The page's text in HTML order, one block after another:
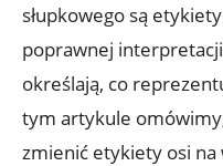
słupkowego są
poprawnej
określają, co
tym artykule
zmienić etykiety osi na